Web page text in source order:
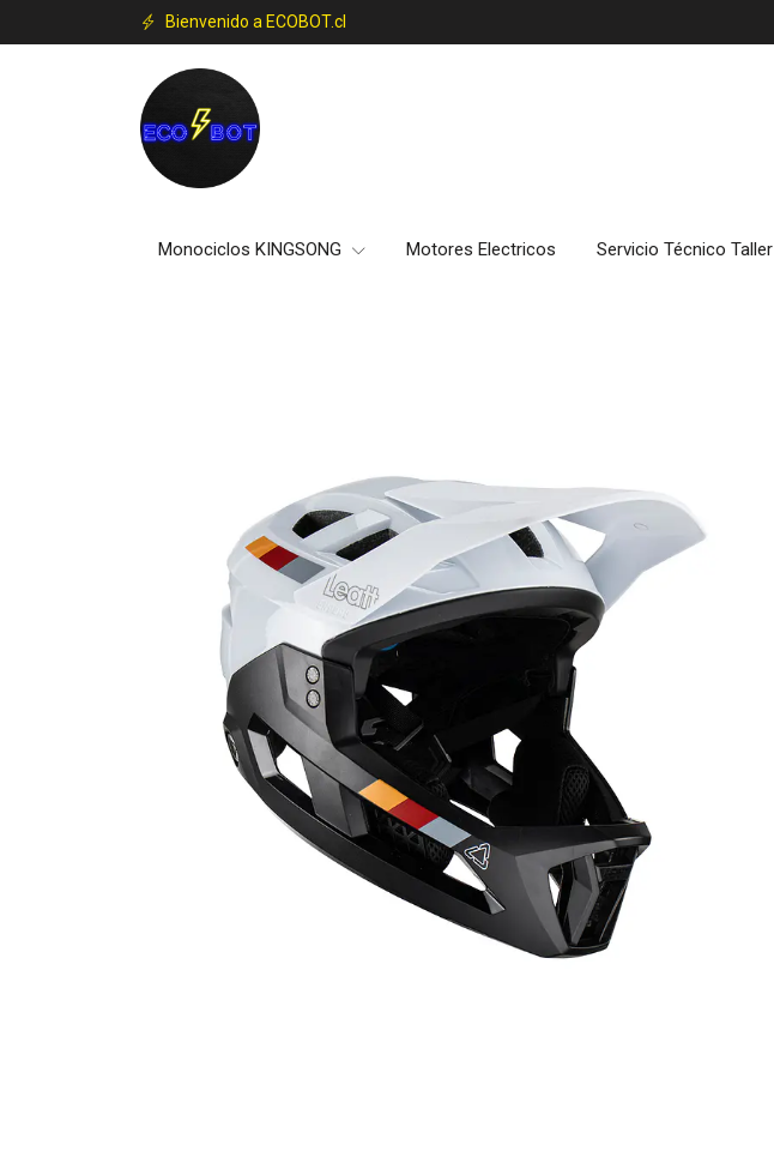
Bienvenido a ECOBOT.cl
Monociclos KINGSONG Motores Electricos Servicio Técnico Taller